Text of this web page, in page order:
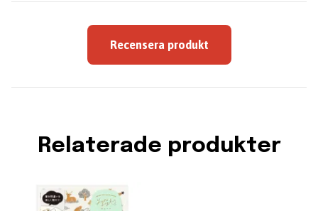
Recensera produkt
Relaterade produkter